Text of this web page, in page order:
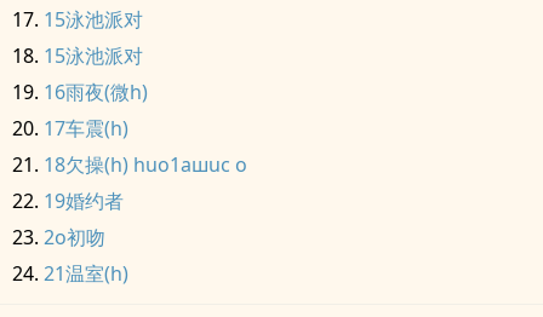
15泳池派对
15泳池派对
16雨夜(微h)
17车震(h)
18欠操(h) huo1aшuc o
19婚约者
2o初吻
21温室(h)